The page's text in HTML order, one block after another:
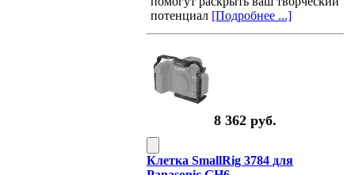
потенциал [Подробнее ...]
8 362 руб.
Клетка SmallRig 3784 для